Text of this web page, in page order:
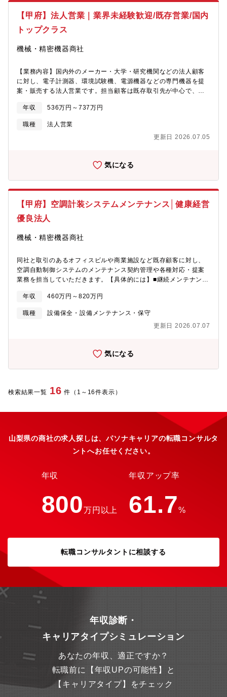
全額会社で負担しております。【会社として詳細】■会社概要・計
装エンジニアリングを専門とし、長年にわたり産業設備の自動制
手アズビルの最大特約店として豊富な経験とノウハウを有し、競
います！専門性の高い「計装」分野で、長年培ってきた技術力で
日本電技にしか出来ない仕事をお客様から評価いただき、高い利
益率を実現し、基本給の改定、賞与支給にて社員へ還元しており
ます。■売上・利益ともに拡大中！・昨対比：売上高/約42億円、
【甲府】法人営業｜業界未経験歓迎/既存営業/国内
トップクラス
機械・精密機器商社
【業務内容】国内外のメーカー・大学・研究機関などの法人顧客
に対し、電子計測器、環境試験機、電源機器などの専門機器を提
案・販売する法人営業です。担当顧客は既存取引先が中心で、訪
のニーズを把握し、最適な製品・システムを提案します。メーカ
ーと連携しながら製品の仕様確認や納期調整、導入後のフォロー
も行い、長期的な信頼関係の構築を目指します。【主な業務】■顧
客への定期訪問および技術ニーズのヒアリング■適切な製品の選定
電子計測器、電源装置、環境試験機、EMC測定機器などの理化
器を幅広く取り扱います。自動車・電機・電子・大学・研究機関
ヤノン/パナソニック/トヨタ/日産/ホンダ/スズキ/マツダ/日立製作
所/富士通/パイオニア/富士フイルム/リコー/東芝/日本IBM/TDK/東
等（順不同）これらの取引先との関係を通じて、最先端の技術開
て、以下の目標を掲げています。■売上高：1,250億円/営業利益：
52億円/当期純利益：35億円事業活動を通じた企業価値の向上と社
会課題の解決に向けて、関連するテクノロジーの発展に貢献する
ことを基本方針としています。■専門性の高い7つの事業領域への
次電池試験事業、NI販売促進事業、理化学・各種試験・検査機器
事業、ソリューションエンジニアリング事業」の7つの専門性の高
げています。これらの取り組みにより、同社は計測技術を通じて
年収 536万円～737万円
職種
法人営業
更新日 2026.07.05
気になる
【甲府】空調計装システムメンテナンス│健康経営
優良法人
機械・精密機器商社
同社と取引のあるオフィスビルや商業施設など既存顧客に対し、
空調自動制御システムのメンテナンス契約管理や各種対応・提案
業務を担当していただきます。【具体的には】■継続メンテナンス
スポット工事の見積作成・提案・受注管理■一部メンテナンス業務
の実施■営業アシスタントによる見積作成など事務作業のサポート
あり■担当企業数：数件～10数件程度（企業規模により変動）【計
装とは】計装とは、ビルや工場の空調設備や生産ラインなどを、
た最新の計測・監視システムへと進化し続けています。 【入社
講いただけるほか、推奨資格の取得や社外講習会への参加費用も
全額会社で負担しております。【会社として詳細】■会社概要・計
御領域で技術と実績を積み重ねてきた企業です。自動制御機器大
手アズビルの最大特約店として豊富な経験とノウハウを有し、競
合他社にはない価値を提供しています。■高水準の給与体系・同社
に入社される方の多くが他社よりも給与が高い点に魅力を感じて
います！専門性の高い「計装」分野で、長年培ってきた技術力で
益率を実現し、基本給の改定、賞与支給にて社員へ還元しており
年収 460万円～820万円
職種
設備保全・設備メンテナンス・保守
更新日 2026.07.07
気になる
検索結果一覧 16 件（1～16件表示）
山梨県の商社の求人探しは、パソナキャリアの転職コンサルタ
ントへお任せください。
年収
800万円以上
年収アップ率
61.7%
転職コンサルタントに相談する
年収診断・
キャリアタイプシミュレーション
あなたの年収、適正ですか？
転職前に【年収UPの可能性】と
【キャリアタイプ】をチェック